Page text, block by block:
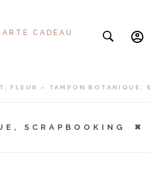
CADEAU
FLEUR – TAMPON BOTANIQUE,
SCRAPBOOKING